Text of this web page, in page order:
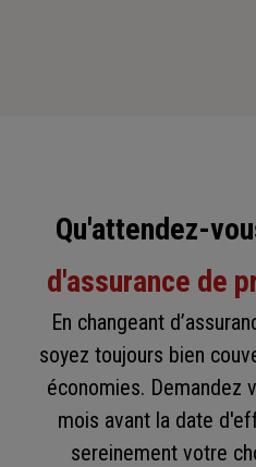
Qu'attendez-
d'assurance de
En changeant
soyez toujours bien
économies. Demandez
mois avant la date
sereinement votre